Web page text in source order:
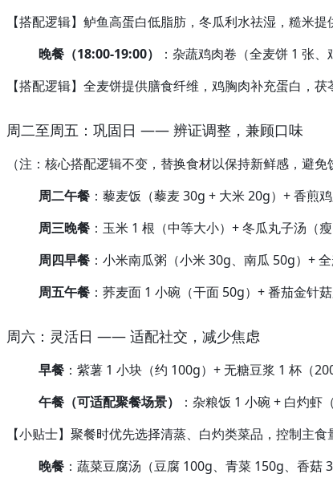
【搭配逻辑】鲈鱼高蛋白低脂肪，冬瓜利水祛湿，糙米
晚餐（18:00-19:00）
：杂蔬鸡肉卷（全麦饼 1 张
【搭配逻辑】全麦饼提供膳食纤维，鸡胸肉补充蛋白，
周二至周五：巩固日 —— 辨证调整，兼顾口味
（注：核心搭配逻辑不变，替换食材以保持新鲜感，避免
周二午餐 ：藜麦饭（藜麦 30g + 大米 20g）+ 香煎
周三晚餐 ：玉米 1 根（中等大小）+ 冬瓜丸子汤（
周四早餐 ：小米南瓜粥（小米 30g、南瓜 50g）+
周五午餐 ：荞麦面 1 小碗（干面 50g）+ 番茄金针
周六：灵活日 —— 适配社交，减少焦虑
早餐 ：紫薯 1 小块（约 100g）+ 无糖豆浆 1 杯（
午餐（可适配聚餐场景）
：杂粮饭 1 小碗 + 白灼
【小贴士】聚餐时优先选择清蒸、白灼类菜品，控制主食
晚餐 ：蔬菜豆腐汤（豆腐 100g、青菜 150g、香菇